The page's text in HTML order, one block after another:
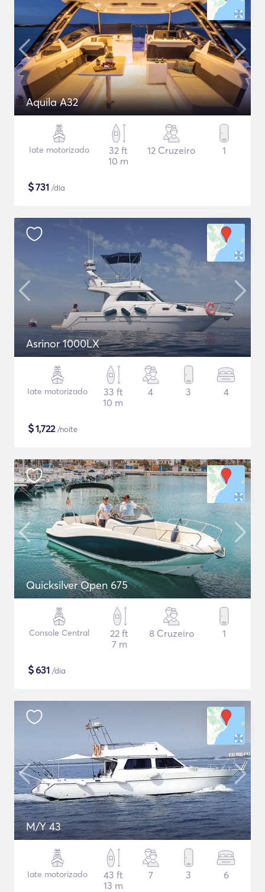
Aquila A32
Iate motorizado
32 ft
10 m
12 Cruzeiro 1
$731 /dia
Asrinor 1000LX
Iate motorizado
33 ft
10 m
4 3 4
$1,722/noite
Quicksilver Open 675
Console Central
22 ft
7 m
8 Cruzeiro 1
$631 /dia
M/Y 43
Iate motorizado
43 ft
13 m
7 3 6